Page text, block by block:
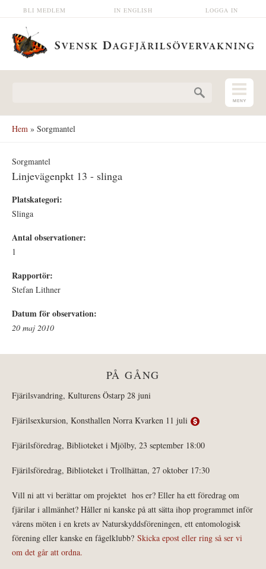
Hoppa till huvudinnehåll LOGGA IN
IN ENGLISH
BLI MEDLEM
Hem » Sorgmantel
Sorgmantel
Linjevägenpkt 13 - slinga
Platskategori:
Slinga
Antal observationer:
1
Rapportör:
Stefan Lithner
Datum för observation:
20 maj 2010
PÅ GÅNG
Fjärilsvandring, Kulturens Östarp 28 juni
Fjärilsexkursion, Konsthallen Norra Kvarken 11 juli
Fjärilsföredrag, Biblioteket i Mjölby, 23 september 18:00
Fjärilsföredrag, Biblioteket i Trollhättan, 27 oktober 17:30
Vill ni att vi berättar om projektet hos er? Eller ha ett föredrag om
fjärilar i allmänhet? Håller ni kanske på att sätta ihop programmet inför
vårens möten i en krets av Naturskyddsföreningen, ett entomologisk
förening eller kanske en fågelklubb? Skicka epost eller ring så ser vi
om det går att ordna.